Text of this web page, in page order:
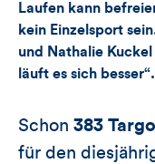
und
Artikels
Laufen kann
kein Einzelsport
und Nathalie
läuft es sich besser“.
Schon 383
für den